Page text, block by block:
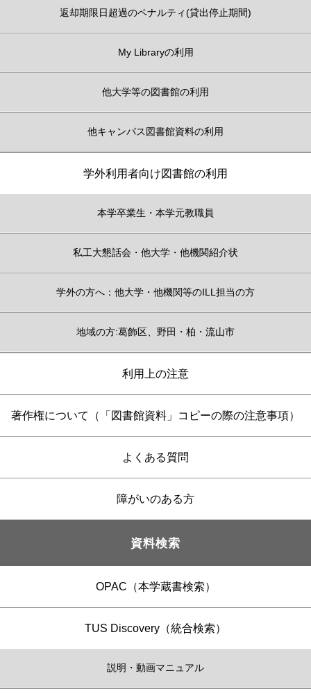
返却期限日超過のペナルティ(貸出停止期間)
My Libraryの利用
他大学等の図書館の利用
他キャンパス図書館資料の利用
学外利用者向け図書館の利用
本学卒業生・本学元教職員
私工大懇話会・他大学・他機関紹介状
学外の方へ：他大学・他機関等のILL担当の方
地域の方:葛飾区、野田・柏・流山市
利用上の注意
著作権について（「図書館資料」コピーの際の注意事項）
よくある質問
障がいのある方
資料検索
OPAC（本学蔵書検索）
TUS Discovery（統合検索）
説明・動画マニュアル